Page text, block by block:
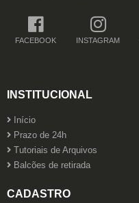
FACEBOOK INSTAGRAM
INSTITUCIONAL
Início
Prazo de 24h
Tutoriais de Arquivos
Balcões de retirada
CADASTRO